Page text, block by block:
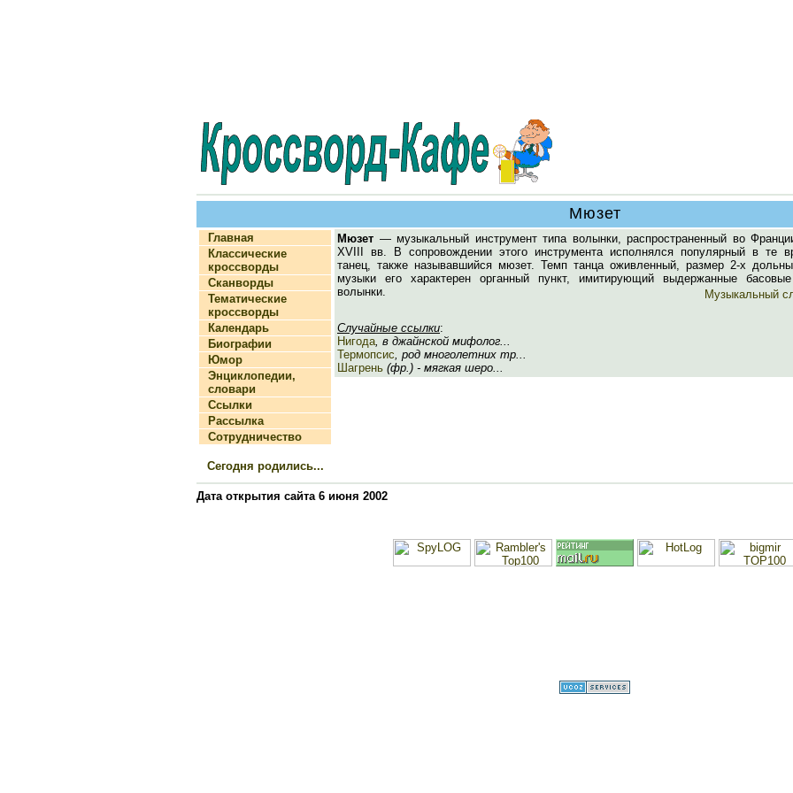
Мюзет
Главная
Классические
кроссворды
Сканворды
Тематические
кроссворды
Календарь
Биографии
Юмор
Энциклопедии,
словари
Ссылки
Рассылка
Сотрудничество
Сегодня родились...
Мюзет — музыкальный инструмент типа волынки, распространенный во
XVIII вв. В сопровождении этого инструмента исполнялся популярный в те
танец, также называвшийся мюзет. Темп танца оживленный, размер 2-х
музыки его характерен органный пункт, имитирующий выдержанные
волынки.
Музыкальный
Случайные ссылки:
Нигода, в джайнской мифолог...
Термопсис, род многолетних тр...
Шагрень (фр.) - мягкая шеро...
Дата открытия сайта 6 июня 2002